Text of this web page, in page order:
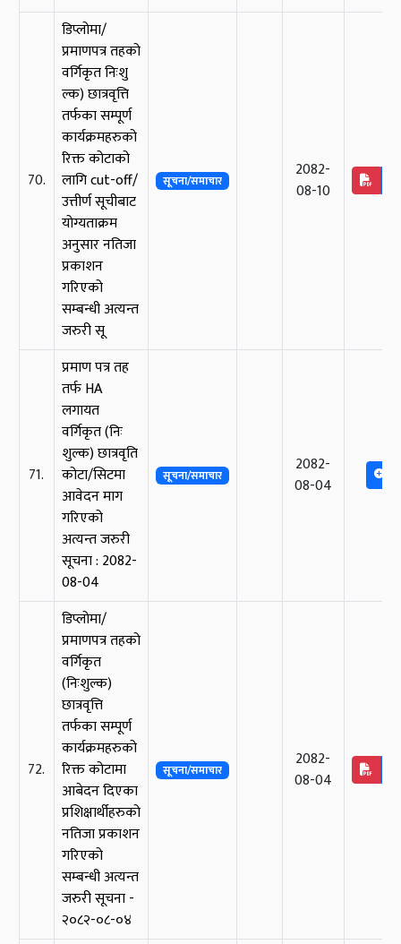
70.
डिप्लोमा/
प्रमाणपत्र तहको
वर्गिकृत निःशु
ल्क) छात्रवृत्ति
तर्फका सम्पूर्ण
कार्यक्रमहरुको
रिक्त कोटाको
लागि cut-off/
उत्तीर्ण सूचीबाट
योग्यताक्रम
अनुसार नतिजा
प्रकाशन
गरिएको
सम्बन्धी अत्यन्त
जरुरी सू
सूचना/समाचार
2082-
08-10
71.
प्रमाण पत्र तह
तर्फ HA
लगायत
वर्गिकृत (निः
शुल्क) छात्रवृति
कोटा/सिटमा
आवेदन माग
गरिएको
अत्यन्त जरुरी
सूचना : 2082-
08-04
सूचना/समाचार
2082-
08-04
72.
डिप्लोमा/
प्रमाणपत्र तहको
वर्गिकृत
(निःशुल्क)
छात्रवृत्ति
तर्फका सम्पूर्ण
कार्यक्रमहरुको
रिक्त कोटामा
आबेदन दिएका
प्रशिक्षार्थीहरुको
नतिजा प्रकाशन
गरिएको
सम्बन्धी अत्यन्त
जरुरी सूचना -
२०८२-०८-०४
सूचना/समाचार
2082-
08-04